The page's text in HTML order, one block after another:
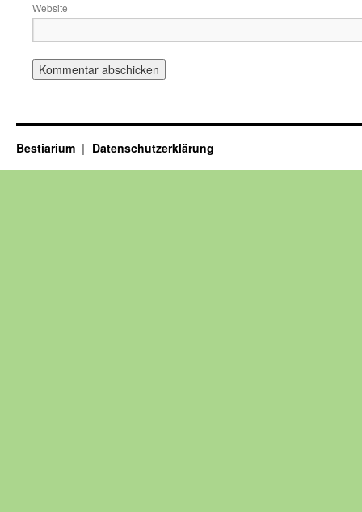
Website
Bestiarium Datenschutzerklärung